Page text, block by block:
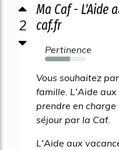
2
Ma Caf - L'Aide
caf.fr
Pertinence
62%
Vous souhaitez
famille. L'Aide
prendre en
séjour par la Caf.
L'Aide aux